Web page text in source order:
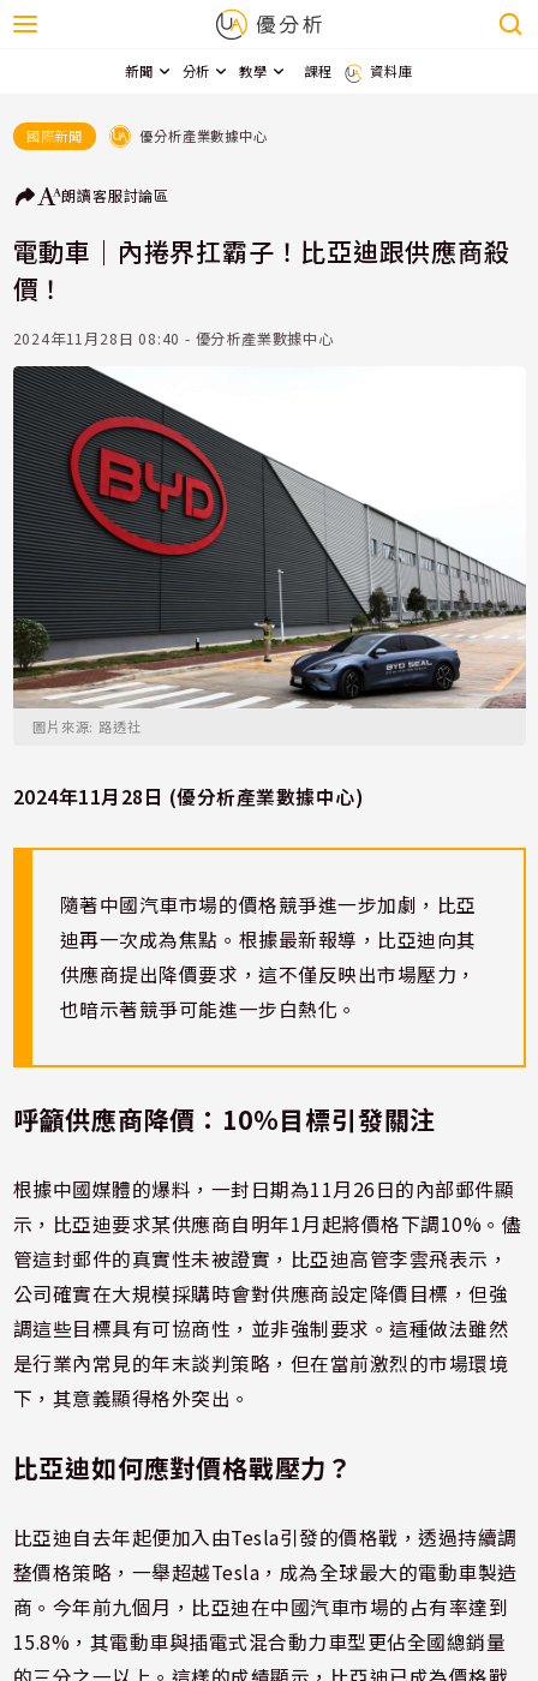
新聞 分析 教學 課程 資料庫
國際新聞 優分析產業數據中心
朗讀客服討論區
電動車｜內捲界扛霸子！比亞迪跟供應商殺
價！
2024年11月28日 08:40 - 優分析產業數據中心
圖片來源: 路透社
2024年11月28日 (優分析產業數據中心)
隨著中國汽車市場的價格競爭進一步加劇，比亞
迪再一次成為焦點。根據最新報導，比亞迪向其
供應商提出降價要求，這不僅反映出市場壓力，
也暗示著競爭可能進一步白熱化。
呼籲供應商降價：10%目標引發關注
根據中國媒體的爆料，一封日期為11月26日的內部郵件顯
示，比亞迪要求某供應商自明年1月起將價格下調10%。儘
管這封郵件的真實性未被證實，比亞迪高管李雲飛表示，
公司確實在大規模採購時會對供應商設定降價目標，但強
調這些目標具有可協商性，並非強制要求。這種做法雖然
是行業內常見的年末談判策略，但在當前激烈的市場環境
下，其意義顯得格外突出。
比亞迪如何應對價格戰壓力？
比亞迪自去年起便加入由Tesla引發的價格戰，透過持續調
整價格策略，一舉超越Tesla，成為全球最大的電動車製造
商。今年前九個月，比亞迪在中國汽車市場的占有率達到
15.8%，其電動車與插電式混合動力車型更佔全國總銷量